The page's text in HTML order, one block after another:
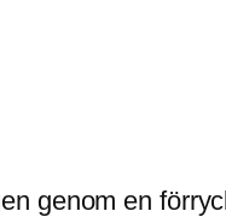
genom en